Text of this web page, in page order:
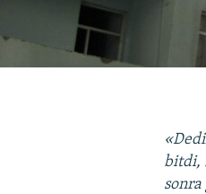
bitdi,